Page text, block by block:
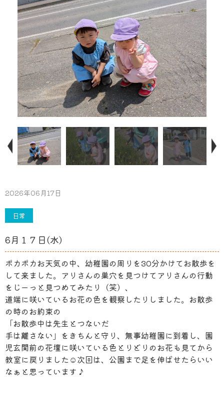
2026年06月17日
日常
6月１７日(水)
ポカポカお天気の中、幼稚園の周りを30分かけてお散歩を
して来ました。アリさんの巣穴を見つけてアリさんの行動
をじーっと見つめてみたり（笑）、
道端に咲いているお花の色を観察したりしました。お散歩
の時のお約束の
「お散歩中は先生とつないだ
手は離さない」をきちんと守り、無事幼稚園に到着し、園
児玄関前の花壇に咲いている色とりどりのお花も見てから
教室に戻りました☺次回は、公園まで足を伸ばせたらいい
なぁと思っています♪